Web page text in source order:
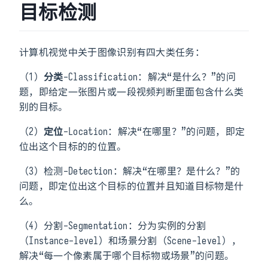
目标检测
计算机视觉中关于图像识别有四大类任务：
（1） 分类-Classification：解决“是什么？”的问
题，即给定一张图片或一段视频判断里面包含什么类
别的目标。
（2） 定位-Location：解决“在哪里？”的问题，即定
位出这个目标的的位置。
（3）检测-Detection：解决“在哪里？是什么？”的
问题，即定位出这个目标的位置并且知道目标物是什
么。
（4）分割-Segmentation：分为实例的分割
（Instance-level）和场景分割（Scene-level），
解决“每一个像素属于哪个目标物或场景”的问题。